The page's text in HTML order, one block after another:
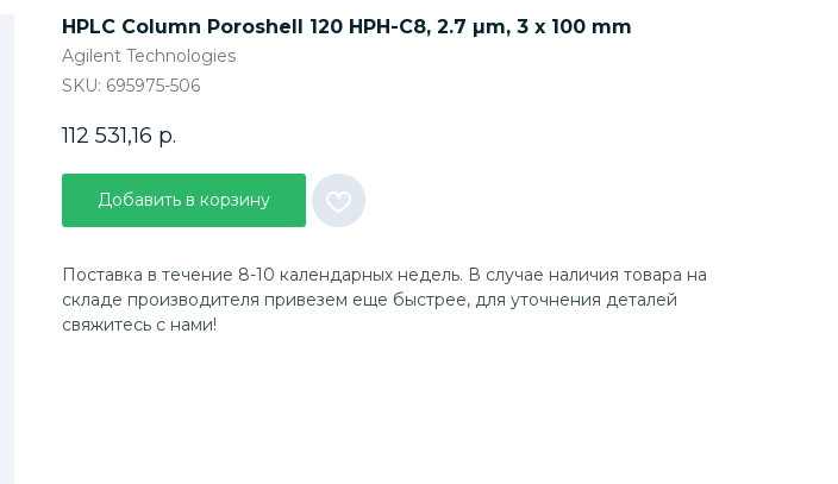
HPLC Column Poroshell 120 HPH-C8, 2.7 µm, 3 x 100 mm
Agilent Technologies
SKU: 695975-506
112 531,16 р.
Добавить в корзину
Поставка в течение 8-10 календарных недель. В случае наличия товара на
складе производителя привезем еще быстрее, для уточнения деталей
свяжитесь с нами!